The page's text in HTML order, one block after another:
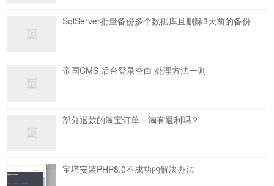
SqlServer批量备份多个数据库且删除3天前的备份
帝国CMS 后台登录空白 处理方法一则
部分退款的淘宝订单一淘有返利吗？
宝塔安装PHP8.0不成功的解决办法